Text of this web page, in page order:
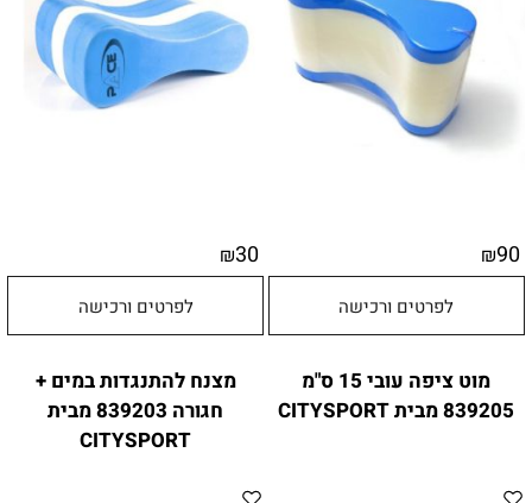
₪90
לפרטים ורכישה
₪30
לפרטים ורכישה
מוט ציפה עובי 15 ס"מ
839205 מבית CITYSPORT
מצנח להתנגדות במים +
חגורה 839203 מבית
CITYSPORT